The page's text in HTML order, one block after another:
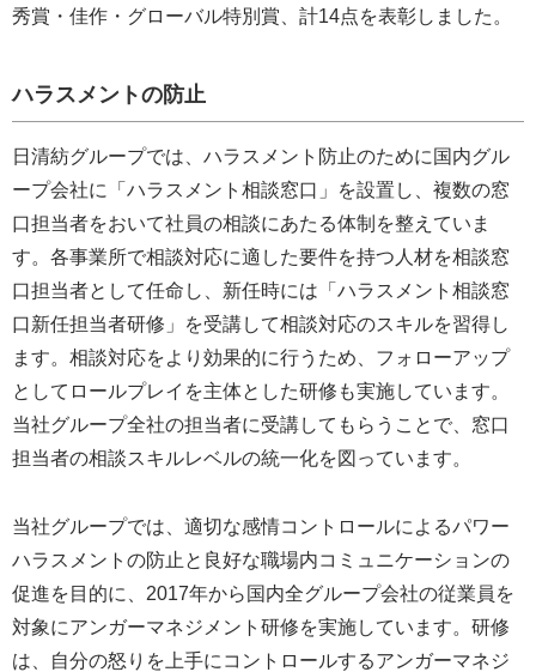
秀賞・佳作・グローバル特別賞、計14点を表彰しました。
ハラスメントの防止
日清紡グループでは、ハラスメント防止のために国内グル
ープ会社に「ハラスメント相談窓口」を設置し、複数の窓
口担当者をおいて社員の相談にあたる体制を整えていま
す。各事業所で相談対応に適した要件を持つ人材を相談窓
口担当者として任命し、新任時には「ハラスメント相談窓
口新任担当者研修」を受講して相談対応のスキルを習得し
ます。相談対応をより効果的に行うため、フォローアップ
としてロールプレイを主体とした研修も実施しています。
当社グループ全社の担当者に受講してもらうことで、窓口
担当者の相談スキルレベルの統一化を図っています。
当社グループでは、適切な感情コントロールによるパワー
ハラスメントの防止と良好な職場内コミュニケーションの
促進を目的に、2017年から国内全グループ会社の従業員を
対象にアンガーマネジメント研修を実施しています。研修
は、自分の怒りを上手にコントロールするアンガーマネジ